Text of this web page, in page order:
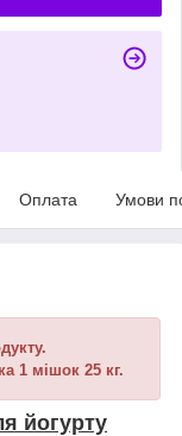
Оплата Умови
1 мішок 25 кг.
йогурту